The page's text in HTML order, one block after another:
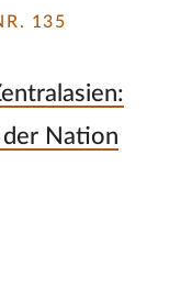
135
der Nation